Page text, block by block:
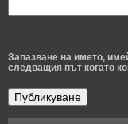
Запазване на името,
следващия път когато